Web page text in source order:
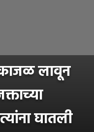
लावून
घातली